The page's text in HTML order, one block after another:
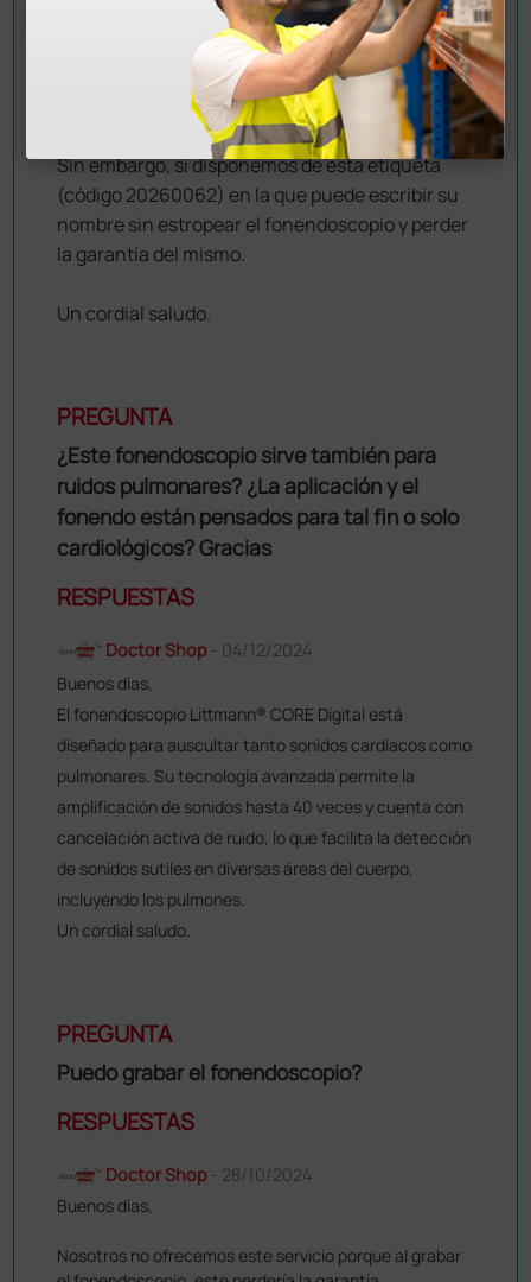
- 20/10/2025
No disponemos del servicio de personalización
(grabado) del fonendoscopio.
Sin embargo, sí disponemos de esta etiqueta
(código 20260062) en la que puede escribir su
nombre sin estropear el fonendoscopio y perder
la garantía del mismo.
Un cordial saludo.
PREGUNTA
¿Este fonendoscopio sirve también para
ruidos pulmonares? ¿La aplicación y el
fonendo están pensados para tal fin o solo
cardiológicos? Gracias
RESPUESTAS
Doctor Shop- 04/12/2024
Buenos días,
El fonendoscopio Littmann® CORE Digital está
diseñado para auscultar tanto sonidos cardíacos como
pulmonares. Su tecnología avanzada permite la
amplificación de sonidos hasta 40 veces y cuenta con
cancelación activa de ruido, lo que facilita la detección
de sonidos sutiles en diversas áreas del cuerpo,
incluyendo los pulmones.
Un cordial saludo.
PREGUNTA
Puedo grabar el fonendoscopio?
RESPUESTAS
Doctor Shop- 28/10/2024
Buenos días,
Nosotros no ofrecemos este servicio porque al grabar